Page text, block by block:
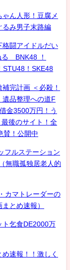
ん人形！豆腐メ
るみ男子末路編
闘アイドルだい
BNK48 ！
STU48！SKE48
完計画 ＜必殺！
遺品整理への道F
金3500万円！う
後のサイト！全
賛！公開中
フルステーション
無職孤独居老人的
カマトレーダーの
とめ速報）
ト乞食DE2000万
速報！！激しく